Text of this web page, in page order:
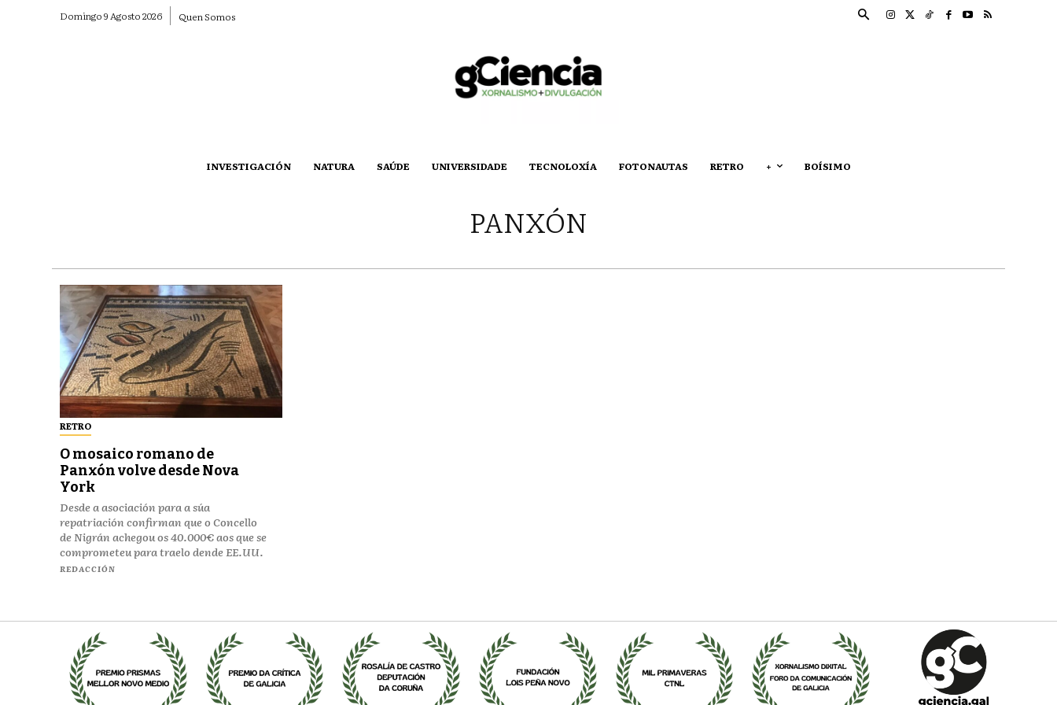
Domingo 9 Agosto 2026 Quen Somos
INVESTIGACIÓN NATURA SAÚDE UNIVERSIDADE TECNOLOXÍA FOTONAUTAS RETRO + BOÍSIMO
PANXÓN
RETRO
O mosaico romano de
Panxón volve desde Nova
York
Desde a asociación para a súa
repatriación confirman que o Concello
de Nigrán achegou os 40.000€ aos que se
comprometeu para traelo dende EE.UU.
REDACCIÓN